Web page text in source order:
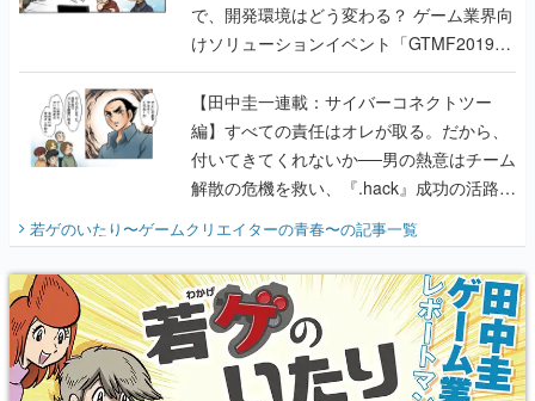
で、開発環境はどう変わる？ ゲーム業界向
けソリューションイベント「GTMF2019」
に行って、より理解を深めよう【PR】
【田中圭一連載：サイバーコネクトツー
編】すべての責任はオレが取る。だから、
付いてきてくれないか──男の熱意はチーム
解散の危機を救い、『.hack』成功の活路を
『少年ジャンプ』色だった【若ゲのいた
り】
若ゲのいたり〜ゲームクリエイターの青春〜の記事一覧